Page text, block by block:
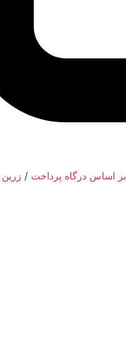
بر اساس درگاه پرداخت / زرین